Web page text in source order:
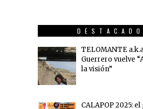
TELOMANTE
Guerrero vuelve
la visión”
CALAPOP 2025: